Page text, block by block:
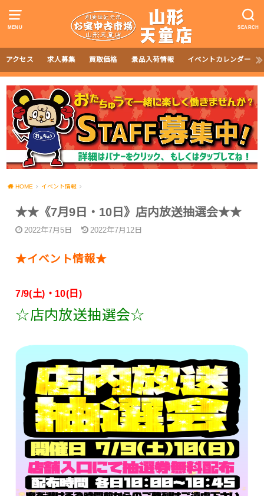
MENU SEARCH
アクセス 求人募集 買取価格 景品入荷情報 イベントカレンダー
HOME イベント情報
★★《7月9日・10日》店内放送抽選会★★
2022年7月5日 2022年7月12日
★イベント情報★
7/9(土)・10(日)
☆店内放送抽選会☆